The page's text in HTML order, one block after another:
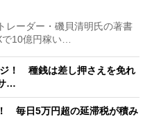
ーダー・磯貝清明氏の著書
10億円稼い…
ジ！ 種銭は差し押さえを免れ
…
毎日5万円超の延滞税が積み